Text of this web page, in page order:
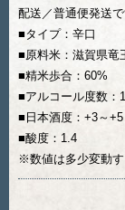
配送／普通便発送
■タイプ：辛口
■原料米：滋賀県竜
■精米歩合：60%
■アルコール度数：
■日本酒度：+3～+5
■酸度：1.4
※数値は多少変動